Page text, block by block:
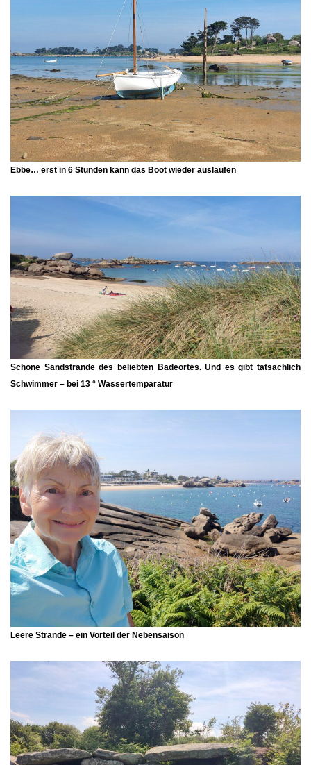
Ebbe… erst in 6 Stunden kann das Boot wieder auslaufen
Schöne Sandstrände des beliebten Badeortes. Und es gibt tatsächlich
Schwimmer – bei 13 ° Wassertemparatur
Leere Strände – ein Vorteil der Nebensaison